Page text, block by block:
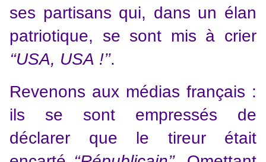
ses partisans qui, dans un élan
patriotique, se sont mis à crier
‘‘USA, USA !’’.
Revenons aux médias français :
ils se sont empressés de
déclarer que le tireur était